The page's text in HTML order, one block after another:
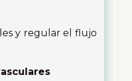
y regular el flujo